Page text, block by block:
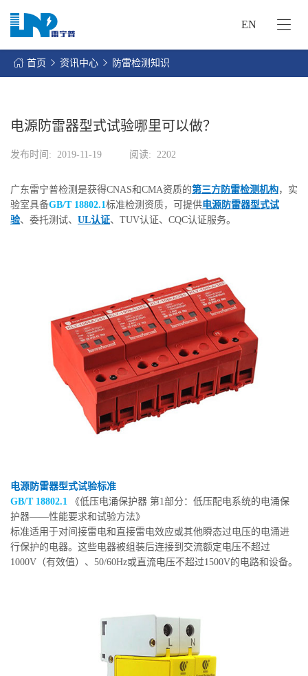
EN
首页 资讯中心 防雷检测知识
电源防雷器型式试验哪里可以做？
发布时间: 2019-11-19 阅读: 2202
广东雷宁普检测是获得CNAS和CMA资质的第三方防雷检测机构，实
验室具备GB/T 18802.1标准检测资质，可提供电源防雷器型式试
验、委托测试、 UL认证、TUV认证、CQC认证服务。
电源防雷器型式试验标准
GB/T 18802.1 《低压电涌保护器 第1部分：低压配电系统的电涌保
护器——性能要求和试验方法》
标准适用于对间接雷电和直接雷电效应或其他瞬态过电压的电涌进
行保护的电器。这些电器被组装后连接到交流额定电压不超过
1000V（有效值）、50/60Hz或直流电压不超过1500V的电路和设备。
网
的
务
务
资
讯